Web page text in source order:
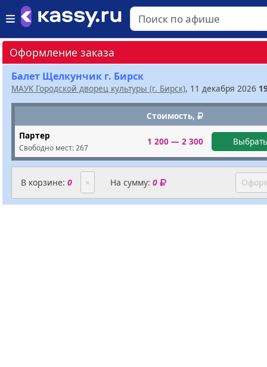
Оформление заказа
Балет Щелкунчик г. Бирск
МАУК Городской дворец культуры (г. Бирск), 11 декабря 2026
Стоимость,
Партер
Свободно мест: 267
1 200 — 2 300
В корзине: 0 × На сумму:0